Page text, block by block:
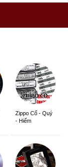
Zippo Cổ - Quý
- Hiếm